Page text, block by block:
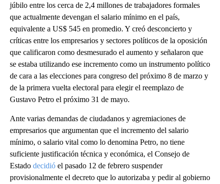
júbilo entre los cerca de 2,4 millones de trabajadores formales
que actualmente devengan el salario mínimo en el país,
equivalente a US$ 545 en promedio. Y creó desconcierto y
críticas entre los empresarios y sectores políticos de la oposición
que calificaron como desmesurado el aumento y señalaron que
se estaba utilizando ese incremento como un instrumento político
de cara a las elecciones para congreso del próximo 8 de marzo y
de la primera vuelta electoral para elegir el reemplazo de
Gustavo Petro el próximo 31 de mayo.
Ante varias demandas de ciudadanos y agremiaciones de
empresarios que argumentan que el incremento del salario
mínimo, o salario vital como lo denomina Petro, no tiene
suficiente justificación técnica y económica, el Consejo de
Estado decidió el pasado 12 de febrero suspender
provisionalmente el decreto que lo autorizaba y pedir al gobierno